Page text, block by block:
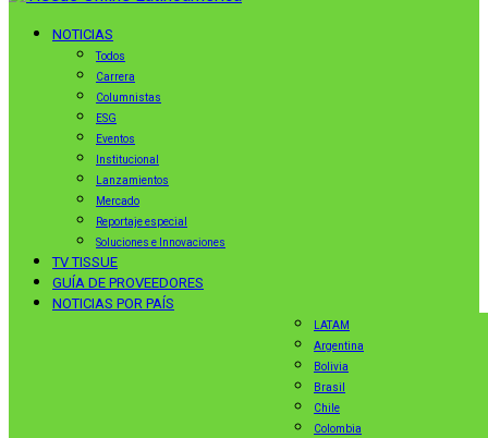
NOTICIAS
Todos
Carrera
Columnistas
ESG
Eventos
Institucional
Lanzamientos
Mercado
Reportaje especial
Soluciones e Innovaciones
TV TISSUE
GUÍA DE PROVEEDORES
NOTICIAS POR PAÍS
LATAM
Argentina
Bolivia
Brasil
Chile
Colombia